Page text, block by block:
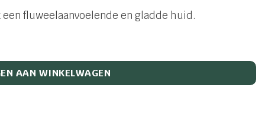
fluweelaanvoelende en gladde huid.
AAN WINKELWAGEN